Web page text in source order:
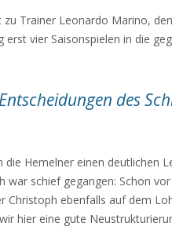
Trainer Leonardo Marino,
vier Saisonspielen in die
des
Hemelner einen
schief gegangen: Schon
ebenfalls auf dem
hier eine gute